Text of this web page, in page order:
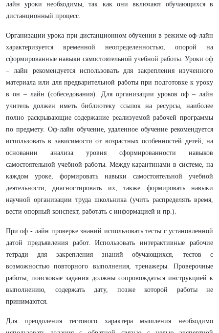
лайн уроки необходимы, так как они включают обучающихся в
дистанционный процесс.
Организации урока при дистанционном обучении в режиме оф-лайн
характеризуется временной неопределенностью, опорой на
сформированные навыки самостоятельной учебной работы. Уроки оф
– лайн рекомендуется использовать для закрепления изученного
материала или для предварительной работы при подготовке к уроку
в он – лайн (собеседования). Для организации уроков оф – лайн
учитель должен иметь библиотеку ссылок на ресурсы, наиболее
полно раскрывающие содержание реализуемой рабочей программы
по предмету. Оф-лайн обучение, удаленное обучение рекомендуется
использовать в зависимости от возрастных особенностей детей, на
основании анализа уровня сформированности навыков
самостоятельной учебной работы. Между карантинами в системе, на
каждом уроке, формировать навыки самостоятельной учебной
деятельности, диагностировать их, также формировать навыки
научной организации труда школьника (учить распределять время,
вести опорный конспект, работать с информацией и пр.).
При оф - лайн проверке знаний использовать тесты с установленной
датой предъявления работ. Использовать интерактивные рабочие
тетради для закрепления знаний обучающихся, тестов с
возможностью повторного выполнения, тренажеры. Проверочные
работы, поисковые задания должны сопровождаться инструкцией к
выполнению, содержать дату, позже которой работы не
принимаются.
Для преодоления тестового характера мышления необходимо